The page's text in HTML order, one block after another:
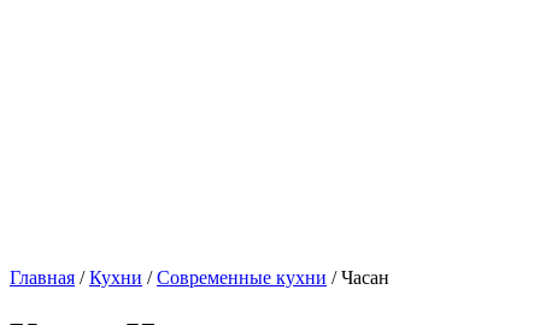
Главная /Кухни /Современные кухни / Часан